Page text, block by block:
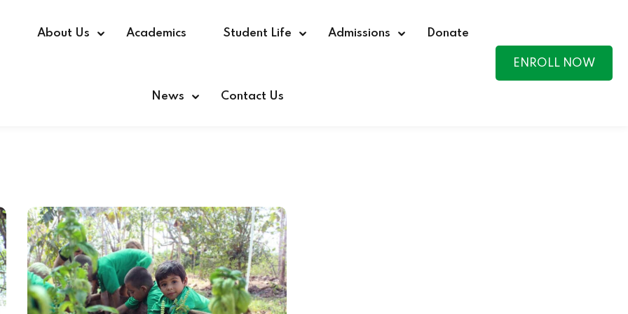
About Us Academics Student Life Admissions Donate
News Contact Us
ENROLL NOW